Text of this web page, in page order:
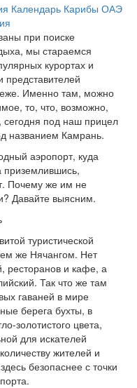
Календарь Карибы ОАЭ
при поиске
мы стараемся
курортах и
представителей
Именно там, можно
то, что, возможно,
под наш прицел
названием Камрань.
аэропорт, куда
приземлившись,
Почему же им не
Давайте выясним.
туристической
же Нячангом. Нет
ресторанов и кафе, а
Так что же там
гаваней в мире
берега бухты, в
золотистого цвета,
для искателей
жителей и
безопаснее с точки